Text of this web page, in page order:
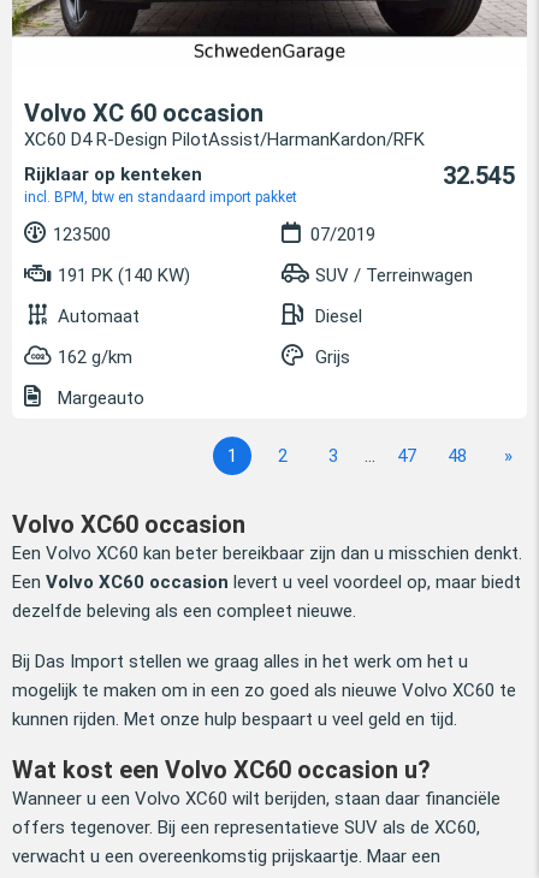
Volvo XC 60 occasion
XC60 D4 R-Design PilotAssist/HarmanKardon/RFK
Rijklaar op kenteken
incl. BPM, btw en standaard import pakket
32.545
123500
07/2019
191 PK (140 KW)
SUV / Terreinwagen
Automaat
Diesel
162 g/km
Grijs
Margeauto
1 2 3 ... 47 48 »
Volvo XC60 occasion
Een Volvo XC60 kan beter bereikbaar zijn dan u misschien denkt.
Een Volvo XC60 occasion levert u veel voordeel op, maar biedt
dezelfde beleving als een compleet nieuwe.
Bij Das Import stellen we graag alles in het werk om het u
mogelijk te maken om in een zo goed als nieuwe Volvo XC60 te
kunnen rijden. Met onze hulp bespaart u veel geld en tijd.
Wat kost een Volvo XC60 occasion u?
Wanneer u een Volvo XC60 wilt berijden, staan daar financiële
offers tegenover. Bij een representatieve SUV als de XC60,
verwacht u een overeenkomstig prijskaartje. Maar een